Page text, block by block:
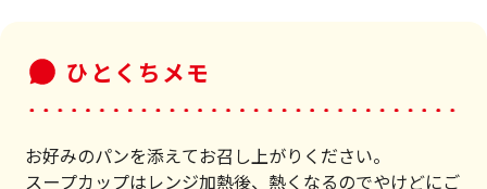
ひとくちメモ
お好みのパンを添えてお召し上がりください。
スープカップはレンジ加熱後、熱くなるのでやけどにご